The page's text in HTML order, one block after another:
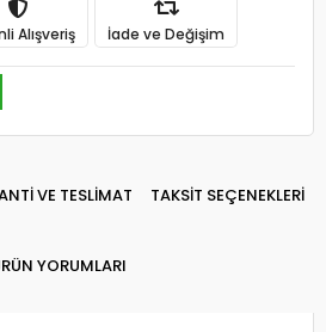
Alışveriş İade ve Değişim
VE TESLİMAT TAKSİT SEÇENEKLERİ
YORUMLARI